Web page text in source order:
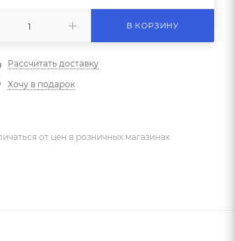
В КОРЗИНУ
Рассчитать доставку
Хочу в подарок
от цен в розничных магазинах